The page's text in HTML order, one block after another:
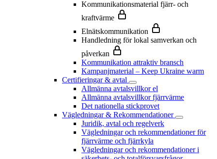
Kommunikationsmaterial fjärr- och
kraftvärme
Elnätskommunikation
Handledning för lokal samverkan och
påverkan
Kommunikation attraktiv bransch
Kampanjmaterial – Keep Ukraine warm
Certifieringar & avtal
Allmänna avtalsvillkor el
Allmänna avtalsvillkor fjärrvärme
Det nationella stickprovet
Vägledningar & Rekommendationer
Juridik, avtal och regelverk
Vägledningar och rekommendationer för
fjärrvärme och fjärrkyla
Vägledningar och rekommendationer i